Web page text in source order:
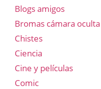
Blogs amigos
Bromas cámara oculta
Chistes
Ciencia
Cine y películas
Comic